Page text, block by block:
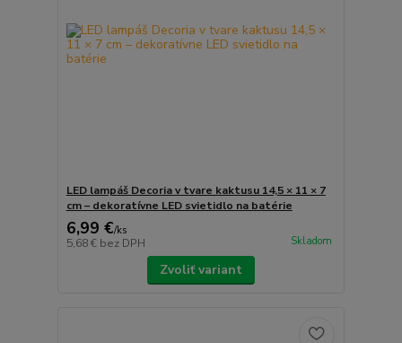
LED lampáš Decoria v tvare kaktusu 14,5 × 11 × 7
cm – dekoratívne LED svietidlo na batérie
6,99 €/ks
5,68 € bez DPH Skladom
Zvoliť variant